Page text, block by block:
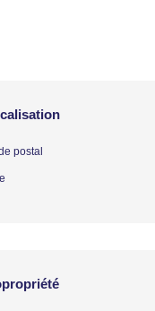
postal